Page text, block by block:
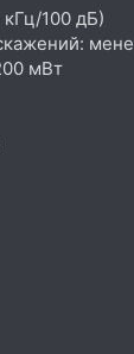
кГц/100 дБ)
мВт